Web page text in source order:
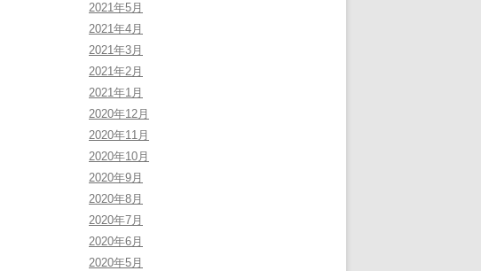
2021年5月
2021年4月
2021年3月
2021年2月
2021年1月
2020年12月
2020年11月
2020年10月
2020年9月
2020年8月
2020年7月
2020年6月
2020年5月